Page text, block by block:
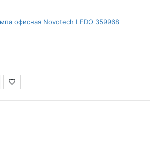
офисная Novotech LEDO 359968